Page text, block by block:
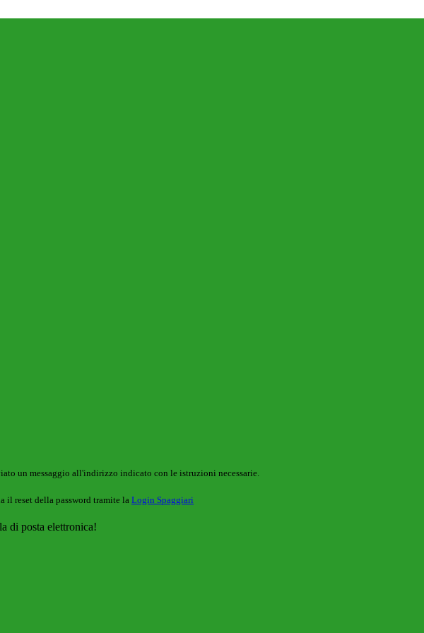
un messaggio all'indirizzo indicato con le istruzioni necessarie.
il reset della password tramite la Login Spaggiari
di posta elettronica!